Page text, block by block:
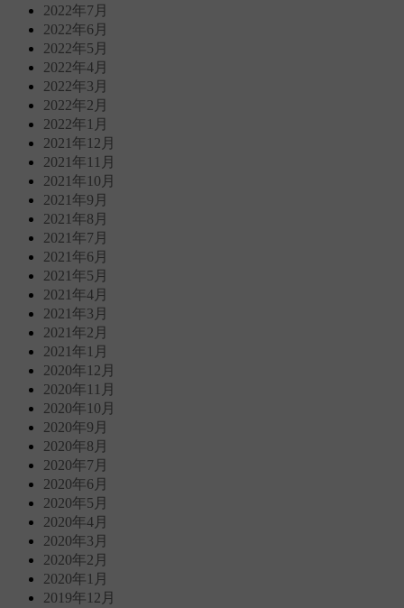
2022年7月
2022年6月
2022年5月
2022年4月
2022年3月
2022年2月
2022年1月
2021年12月
2021年11月
2021年10月
2021年9月
2021年8月
2021年7月
2021年6月
2021年5月
2021年4月
2021年3月
2021年2月
2021年1月
2020年12月
2020年11月
2020年10月
2020年9月
2020年8月
2020年7月
2020年6月
2020年5月
2020年4月
2020年3月
2020年2月
2020年1月
2019年12月